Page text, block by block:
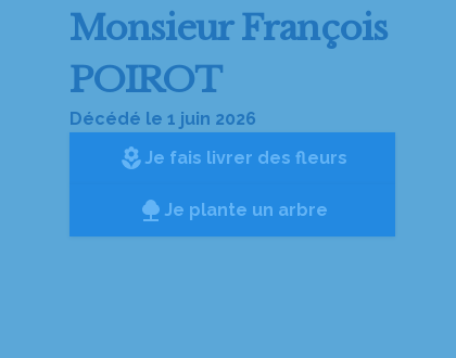
MonsieurFrançois
POIROT
Décédé le 1 juin 2026
local_florist Je fais livrer des fleurs
Je plante un arbre